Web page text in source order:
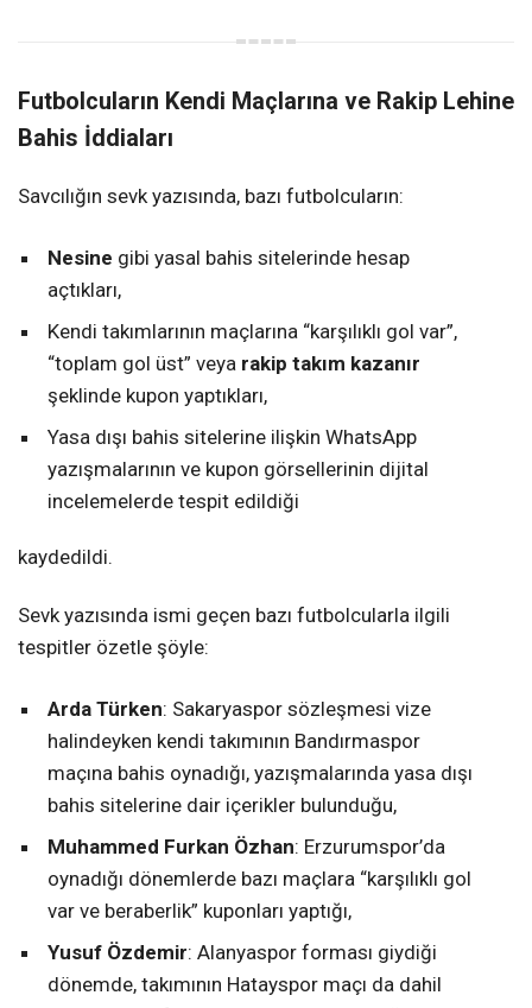
Futbolcuların Kendi Maçlarına ve Rakip Lehine
Bahis İddiaları
Savcılığın sevk yazısında, bazı futbolcuların:
Nesine gibi yasal bahis sitelerinde hesap
açtıkları,
Kendi takımlarının maçlarına “karşılıklı gol var”,
“toplam gol üst” veya rakip takım kazanır
şeklinde kupon yaptıkları,
Yasa dışı bahis sitelerine ilişkin WhatsApp
yazışmalarının ve kupon görsellerinin dijital
incelemelerde tespit edildiği
kaydedildi.
Sevk yazısında ismi geçen bazı futbolcularla ilgili
tespitler özetle şöyle:
Arda Türken: Sakaryaspor sözleşmesi vize
halindeyken kendi takımının Bandırmaspor
maçına bahis oynadığı, yazışmalarında yasa dışı
bahis sitelerine dair içerikler bulunduğu,
Muhammed Furkan Özhan: Erzurumspor’da
oynadığı dönemlerde bazı maçlara “karşılıklı gol
var ve beraberlik” kuponları yaptığı,
Yusuf Özdemir: Alanyaspor forması giydiği
dönemde, takımının Hatayspor maçı da dahil